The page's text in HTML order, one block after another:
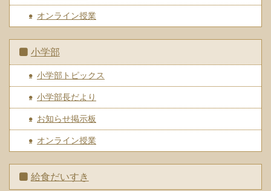
オンライン授業
小学部
小学部トピックス
小学部長だより
お知らせ掲示板
オンライン授業
給食だいすき